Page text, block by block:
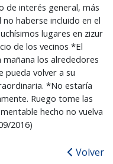
de interés general, más
haberse incluido en el
lugares en zizur
de los vecinos *El
los alrededores
pueda volver a su
*No estaría
Ruego tome las
hecho no vuelva
2016)
Volver